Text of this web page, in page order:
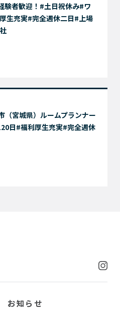
験者歓迎！#土日祝休み#ワ
生充実#完全週休二日#上場
宮城県）ルームプランナー
日#福利厚生充実#完全週休
お知らせ